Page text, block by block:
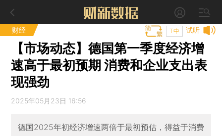
财经 试听
T中
【市场动态】德国第一季度经济增
速高于最初预期 消费和企业支出表
现强劲
2025年05月23日 16:56
德国2025年初经济增速两倍于最初预估，得益于消费